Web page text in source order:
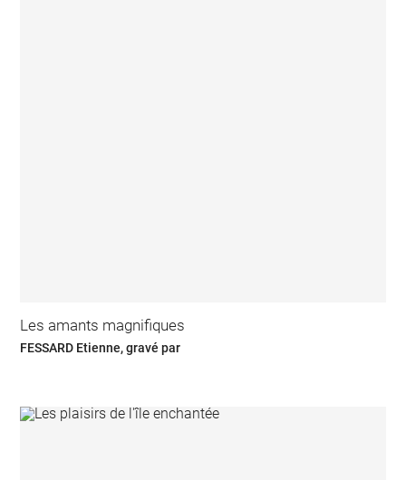
Les amants magnifiques
FESSARD Etienne, gravé par